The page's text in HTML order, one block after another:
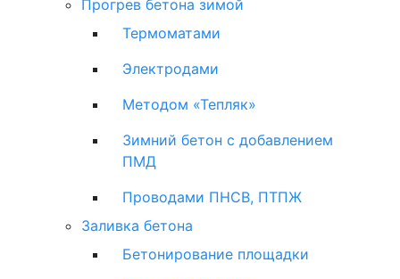
Прогрев бетона зимой
Термоматами
Электродами
Методом «Тепляк»
Зимний бетон с добавлением
ПМД
Проводами ПНСВ, ПТПЖ
Заливка бетона
Бетонирование площадки